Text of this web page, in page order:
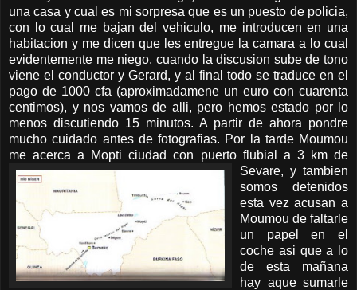
una casa y cual es mi sorpresa que es un puesto de policia,
con lo cual me bajan del vehiculo, me introducen en una
habitacion y me dicen que les entregue la camara a lo cual
evidentemente me niego, cuando la discusion sube de tono
viene el conductor y Gerard, y al final todo se traduce en el
pago de 1000 cfa (aproximadamene un euro con cuarenta
centimos), y nos vamos de alli, pero hemos estado por lo
menos discutiendo 15 minutos. A partir de ahora pondre
mucho cuidado antes de fotografias. Por la tarde Moumou
me acerca a Mopti ciudadcon puerto flubial a 3 km de
Sevare, y tambien
somos detenidos
esta vez acusan a
Moumou de faltarle
un papel en el
coche asi que a lo
de esta mañana
hay aque sumarle